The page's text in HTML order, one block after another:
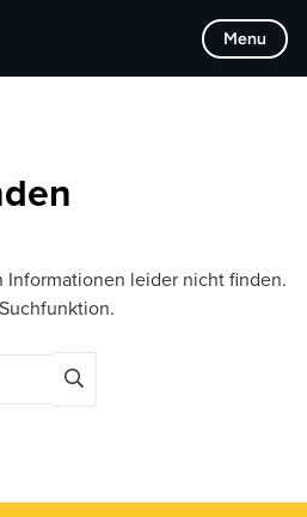
Menu
Informationen leider nicht finden.